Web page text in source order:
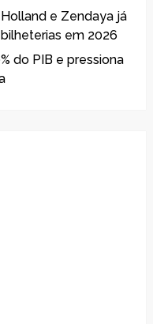
e Zendaya já
em 2026
do PIB e pressiona